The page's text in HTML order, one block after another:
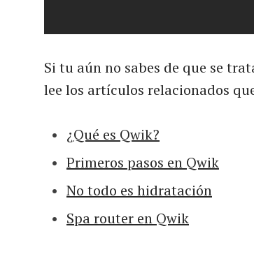
Si tu aún no sabes de que se
lee los artículos relacionados
¿Qué es Qwik?
Primeros pasos en Qwik
No todo es hidratación
Spa router en Qwik